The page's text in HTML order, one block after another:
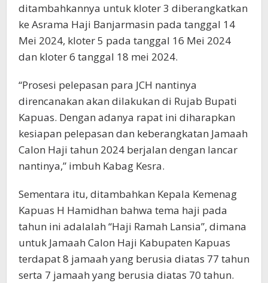
ditambahkannya untuk kloter 3 diberangkatkan
ke Asrama Haji Banjarmasin pada tanggal 14
Mei 2024, kloter 5 pada tanggal 16 Mei 2024
dan kloter 6 tanggal 18 mei 2024.
“Prosesi pelepasan para JCH nantinya
direncanakan akan dilakukan di Rujab Bupati
Kapuas. Dengan adanya rapat ini diharapkan
kesiapan pelepasan dan keberangkatan Jamaah
Calon Haji tahun 2024 berjalan dengan lancar
nantinya,” imbuh Kabag Kesra.
Sementara itu, ditambahkan Kepala Kemenag
Kapuas H Hamidhan bahwa tema haji pada
tahun ini adalalah “Haji Ramah Lansia”, dimana
untuk Jamaah Calon Haji Kabupaten Kapuas
terdapat 8 jamaah yang berusia diatas 77 tahun
serta 7 jamaah yang berusia diatas 70 tahun.